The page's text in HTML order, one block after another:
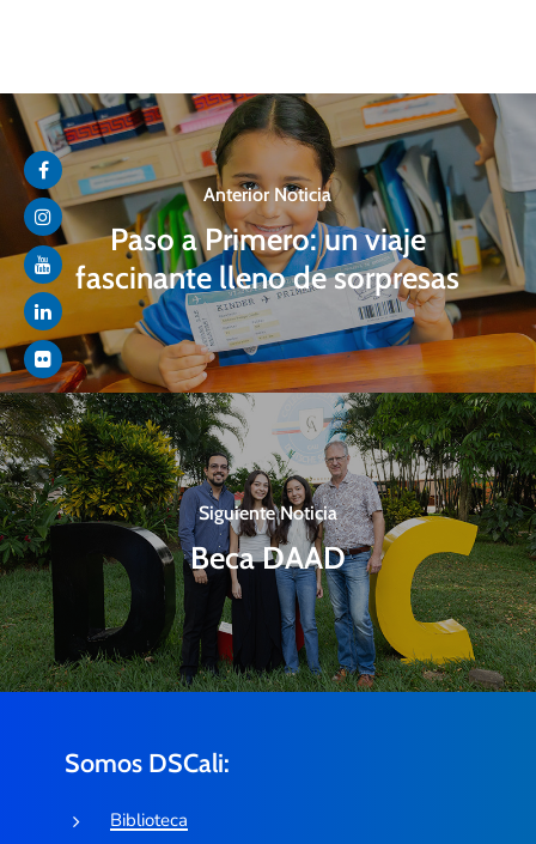
Anterior Noticia
Paso a Primero: un viaje
fascinante lleno de sorpresas
Siguiente Noticia
Beca DAAD
Somos DSCali:
Biblioteca